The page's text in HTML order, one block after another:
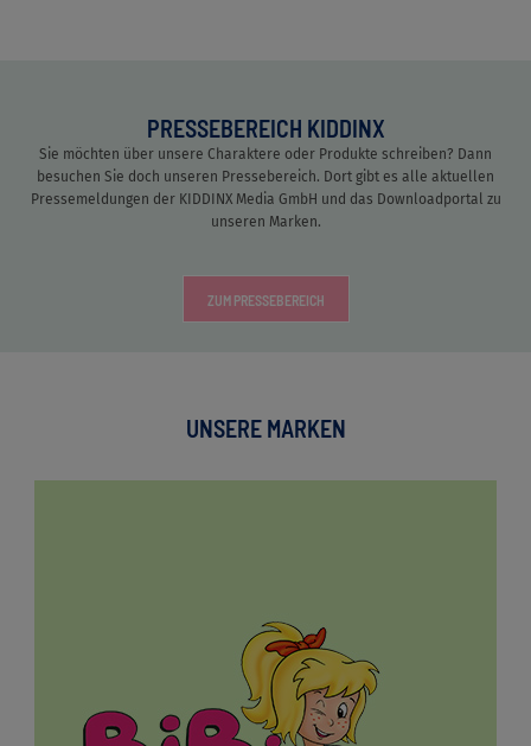
PRESSEBEREICH KIDDINX
Sie möchten über unsere Charaktere oder Produkte schreiben? Dann
besuchen Sie doch unseren Pressebereich. Dort gibt es alle aktuellen
Pressemeldungen der KIDDINX Media GmbH und das Downloadportal zu
unseren Marken.
ZUM PRESSEBEREICH
UNSERE MARKEN